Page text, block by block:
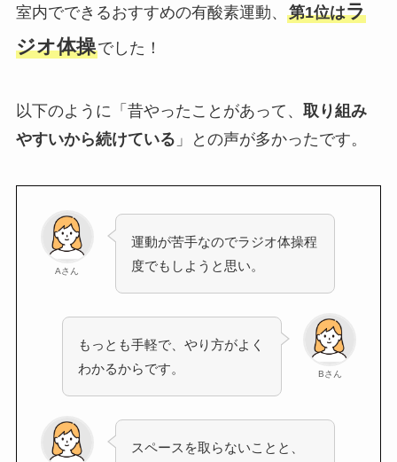
室内でできるおすすめの有酸素運動、 第1位はラ
ジオ体操でした！
以下のように「昔やったことがあって、 取り組み
やすいから続けている 」との声が多かったです。
Aさん
運動が苦手なのでラジオ体操程
度でもしようと思い。
Bさん
もっとも手軽で、やり方がよく
わかるからです。
スペースを取らないことと、